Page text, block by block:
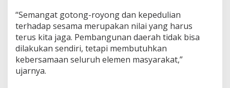
t
o
n
g
R
o
“Semangat gotong-royong dan kepedulian
terhadap sesama merupakan nilai yang harus
terus kita jaga. Pembangunan daerah tidak bisa
dilakukan sendiri, tetapi membutuhkan
kebersamaan seluruh elemen masyarakat,”
ujarnya.